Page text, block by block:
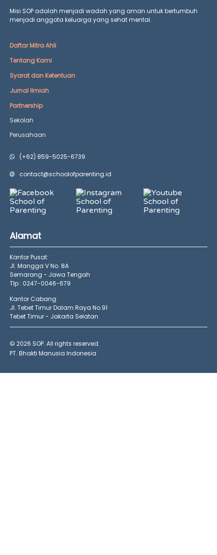
Misi SOP adalah menjadi wadah yang aman untuk bertumbuh
menjadi anggota keluarga yang sehat mental.
Daftar Mitra Ahli
Tentang Kami
Syarat dan Ketentuan
Jurnal Ilmiah
Partnership
Sekolah
Perusahaan
(+62) 859-5025-6739
contact@schoolofparenting.id
Alamat
Kantor Pusat:
Jl. Mangga V No. 8A
Semarang - Jawa Tengah
Tlp : 0247-0046-679
Kantor Cabang:
Jl. Tebet Timur Dalam Raya No.91
Tebet Timur - Jakarta Selatan
© 2026 SOP. All rights reserved.
PT. Bhakti Manusia Indonesia